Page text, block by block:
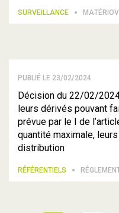
SURVEILLANCE
PUBLIÉ LE 23/02/2024
Décision du 22/02/
leurs dérivés pouvant
prévue par le I de
quantité maximale,
distribution
RÉFÉRENTIELS